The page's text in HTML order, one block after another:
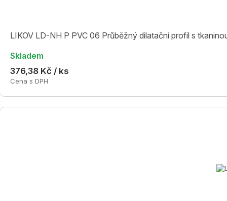
LIKOV LD-NH P PVC 06 Průběžný dilatační profil s
Skladem
376,38 Kč / ks
Cena s DPH